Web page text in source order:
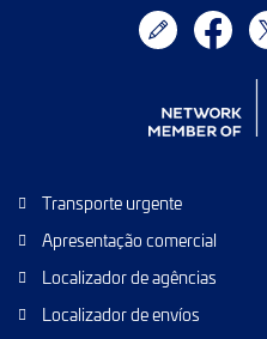
Transporte urgente
Apresentação comercial
Localizador de agências
Localizador de envíos